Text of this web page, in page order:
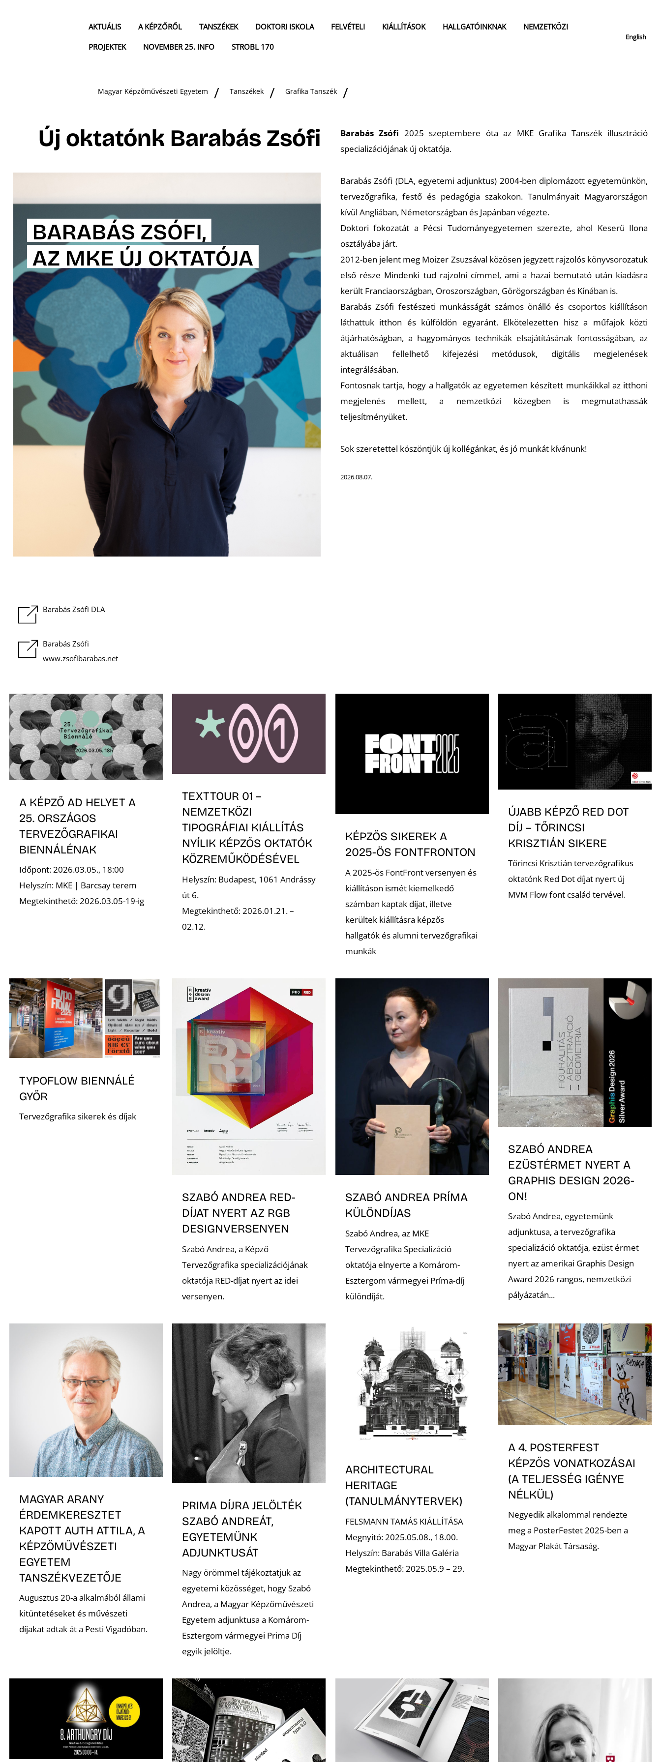
AKTUÁLIS A KÉPZŐRŐL TANSZÉKEK DOKTORI ISKOLA FELVÉTELI KIÁLLÍTÁSOK HALLGATÓINKNAK
NEMZETKÖZI
PROJEKTEK
NOVEMBER 25. INFO STROBL 170
English
Magyar Képzőművészeti Egyetem Tanszékek Grafika Tanszék
Új oktatónk Barabás Zsófi
Barabás Zsófi DLA
Barabás Zsófi
www.zsofibarabas.net
Barabás Zsófi 2025 szeptembere óta az MKE Grafika Tanszék illusztráció
specializációjának új oktatója.
Barabás Zsófi (DLA, egyetemi adjunktus) 2004-ben diplomázott egyetemünkön,
tervezőgrafika, festő és pedagógia szakokon. Tanulmányait Magyarországon
kívül Angliában, Németországban és Japánban végezte.
Doktori fokozatát a Pécsi Tudományegyetemen szerezte, ahol Keserü Ilona
osztályába járt.
2012-ben jelent meg Moizer Zsuzsával közösen jegyzett rajzolós könyvsorozatuk
első része Mindenki tud rajzolni címmel, ami a hazai bemutató után kiadásra
került Franciaországban, Oroszországban, Görögországban és Kínában is.
Barabás Zsófi festészeti munkásságát számos önálló és csoportos kiállításon
láthattuk itthon és külföldön egyaránt. Elkötelezetten hisz a műfajok közti
átjárhatóságban, a hagyományos technikák elsajátításának fontosságában, az
aktuálisan fellelhető kifejezési metódusok, digitális megjelenések
integrálásában.
Fontosnak tartja, hogy a hallgatók az egyetemen készített munkáikkal az itthoni
megjelenés mellett, a nemzetközi közegben is megmutathassák
teljesítményüket.
Sok szeretettel köszöntjük új kollégánkat, és jó munkát kívánunk!
2026.08.07.
A KÉPZŐ AD HELYET A
25. ORSZÁGOS
TERVEZŐGRAFIKAI
BIENNÁLÉNAK
Időpont: 2026.03.05., 18:00
Helyszín: MKE | Barcsay terem
Megtekinthető: 2026.03.05-19-ig
TEXTTOUR 01 –
NEMZETKÖZI
TIPOGRÁFIAI KIÁLLÍTÁS
NYÍLIK KÉPZŐS OKTATÓK
KÖZREMŰKÖDÉSÉVEL
Helyszín: Budapest, 1061 Andrássy
út 6.
Megtekinthető: 2026.01.21. –
02.12.
KÉPZŐS SIKEREK A
2025-ÖS FONTFRONTON
A 2025-ös FontFront versenyen és
kiállításon ismét kiemelkedő
számban kaptak díjat, illetve
kerültek kiállításra képzős
hallgatók és alumni tervezőgrafikai
munkák
ÚJABB KÉPZŐ RED DOT
DÍJ – TŐRINCSI
KRISZTIÁN SIKERE
Tőrincsi Krisztián tervezőgrafikus
oktatónk Red Dot díjat nyert új
MVM Flow font család tervével.
TYPOFLOW BIENNÁLÉ
GYŐR
Tervezőgrafika sikerek és díjak
SZABÓ ANDREA RED-
DÍJAT NYERT AZ RGB
DESIGNVERSENYEN
Szabó Andrea, a Képző
Tervezőgrafika specializációjának
oktatója RED-díjat nyert az idei
versenyen.
SZABÓ ANDREA PRÍMA
KÜLÖNDÍJAS
Szabó Andrea, az MKE
Tervezőgrafika Specializáció
oktatója elnyerte a Komárom-
Esztergom vármegyei Príma-díj
különdíját.
SZABÓ ANDREA
EZÜSTÉRMET NYERT A
GRAPHIS DESIGN 2026-
ON!
Szabó Andrea, egyetemünk
adjunktusa, a tervezőgrafika
specializáció oktatója, ezüst érmet
nyert az amerikai Graphis Design
Award 2026 rangos, nemzetközi
pályázatán...
MAGYAR ARANY
ÉRDEMKERESZTET
KAPOTT AUTH ATTILA, A
KÉPZŐMŰVÉSZETI
EGYETEM
TANSZÉKVEZETŐJE
Augusztus 20-a alkalmából állami
kitüntetéseket és művészeti
díjakat adtak át a Pesti Vigadóban.
PRIMA DÍJRA JELÖLTÉK
SZABÓ ANDREÁT,
EGYETEMÜNK
ADJUNKTUSÁT
Nagy örömmel tájékoztatjuk az
egyetemi közösséget, hogy Szabó
Andrea, a Magyar Képzőművészeti
Egyetem adjunktusa a Komárom-
Esztergom vármegyei Prima Díj
egyik jelöltje.
ARCHITECTURAL
HERITAGE
(TANULMÁNYTERVEK)
FELSMANN TAMÁS KIÁLLÍTÁSA
Megnyitó: 2025.05.08., 18.00.
Helyszín: Barabás Villa Galéria
Megtekinthető: 2025.05.9 – 29.
A 4. POSTERFEST
KÉPZŐS VONATKOZÁSAI
(A TELJESSÉG IGÉNYE
NÉLKÜL)
Negyedik alkalommal rendezte
meg a PosterFestet 2025-ben a
Magyar Plakát Társaság.